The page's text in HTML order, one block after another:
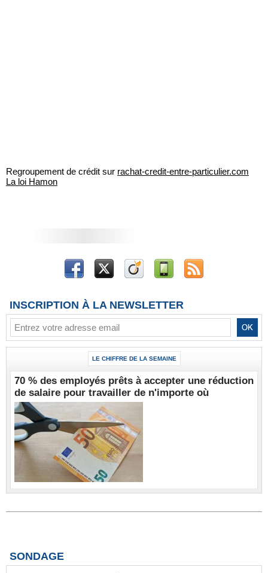
Regroupement de crédit sur rachat-credit-entre-particulier.com
La loi Hamon
INSCRIPTION À LA NEWSLETTER
LE CHIFFRE DE LA SEMAINE
70 % des employés prêts à accepter une réduction
de salaire pour travailler de n'importe où
SONDAGE